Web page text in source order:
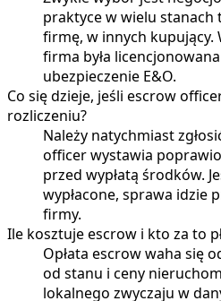
praktyce w wielu
firmę, w innych kupujący.
firma była
ubezpieczenie E&O.
Co się dzieje, jeśli escrow
rozliczeniu?
Należy natychmiast
officer wystawia
przed wypłatą środków.
wypłacone, sprawa idzie
firmy.
Ile kosztuje escrow i kto za to
Opłata escrow waha się
od stanu i ceny
lokalnego zwyczaju w